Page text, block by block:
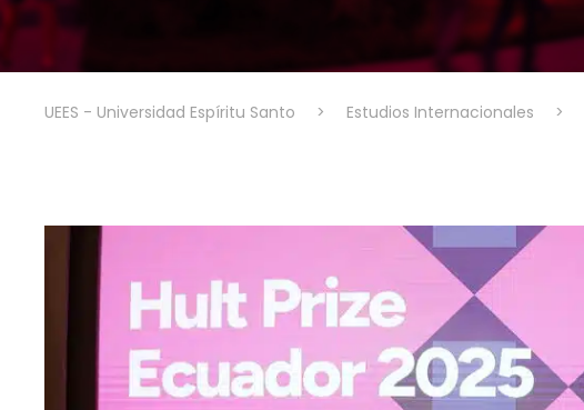
UEES - Universidad Espíritu Santo > Estudios Internacionales >